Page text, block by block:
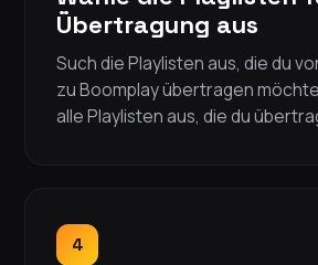
Übertragung aus
Such die Playlisten aus, die du
zu Boomplay übertragen
alle Playlisten aus, die du
4